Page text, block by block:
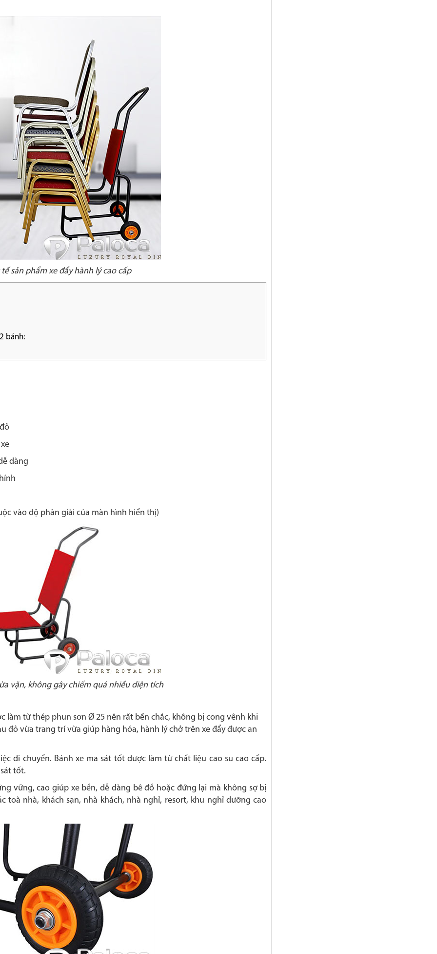
sản phẩm xe đẩy hành lý cao cấp
bánh:
dàng
vào độ phân giải của màn hình hiển thị)
vặn, không gây chiếm quá nhiều diện tích
làm từ thép phun sơn Ø 25 nên rất bền chắc, không bị cong vênh khi
đỏ vừa trang trí vừa giúp hàng hóa, hành lý chở trên xe đẩy được an
di chuyển. Bánh xe ma sát tốt được làm từ chất liệu cao su cao cấp.
tốt.
vững, cao giúp xe bền, dễ dàng bê đồ hoặc đứng lại mà không sợ bị
toà nhà, khách sạn, nhà khách, nhà nghỉ, resort, khu nghỉ dưỡng cao